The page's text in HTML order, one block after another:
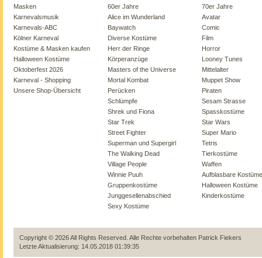
Masken
Karnevalsmusik
Karnevals-ABC
Kölner Karneval
Kostüme & Masken kaufen
Halloween Kostüme
Oktoberfest 2026
Karneval - Shopping
Unsere Shop-Übersicht
60er Jahre
70er Jahre
Alice im Wunderland
Avatar
Baywatch
Comic
Diverse Kostüme
Film
Herr der Ringe
Horror
Körperanzüge
Looney Tunes
Masters of the Universe
Mittelalter
Mortal Kombat
Muppet Show
Perücken
Piraten
Schlümpfe
Sesam Strasse
Shrek und Fiona
Spasskostüme
Star Trek
Star Wars
Street Fighter
Super Mario
Superman und Supergirl
Tetris
The Walking Dead
Tierkostüme
Village People
Waffen
Winnie Puuh
Aufblasbare Kostüme
Gruppenkostüme
Halloween Kostüme
Junggesellenabschied
Kinderkostüme
Sexy Kostüme
Copyright © 2026 All Rights Reserved. Alle Rechte vorbehalten Patrick Fiekers
Letzte Aktualisierung: 14.05.2018 01:39:35